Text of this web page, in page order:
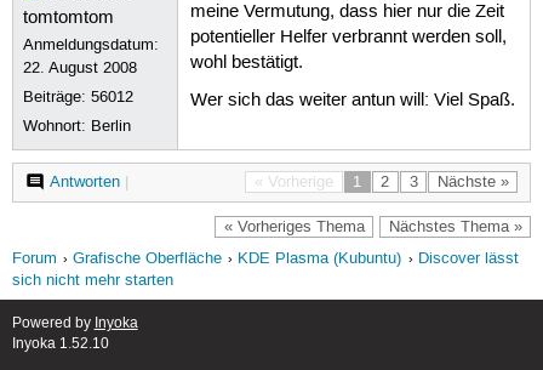
Anmeldungsdatum:
22. August 2008
Beiträge:56012
Wohnort: Berlin
meine Vermutung, dass hier nur die Zeit
potentieller Helfer verbrannt werden soll,
wohl bestätigt.
Wer sich das weiter antun will: Viel Spaß.
« Vorherige 1 2 3 Nächste »
Antworten|
« Vorheriges Thema Nächstes Thema »
Forum Grafische Oberfläche KDE Plasma (Kubuntu)
Discover lässt
sich nicht mehr starten
Powered by Inyoka
Inyoka 1.52.10